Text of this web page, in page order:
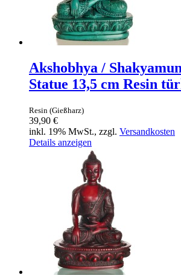
Akshobhya /
Statue 13,5 cm Resin
Resin (Gießharz)
39,90 €
inkl. 19% MwSt., zzgl. Versandkosten
Details anzeigen